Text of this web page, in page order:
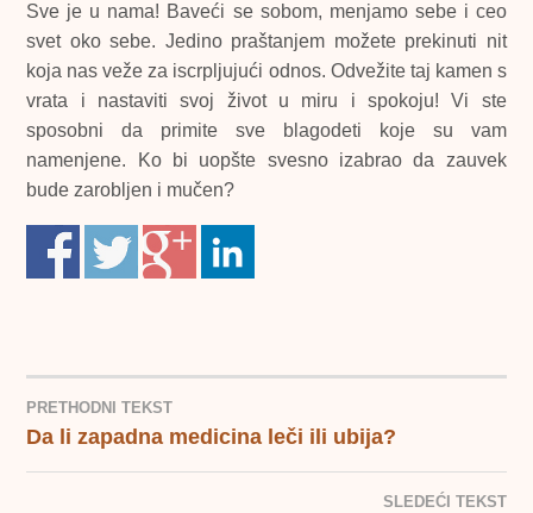
Sve je u nama! Baveći se sobom, menjamo sebe i ceo
svet oko sebe. Jedino praštanjem možete prekinuti nit
koja nas veže za iscrpljujući odnos. Odvežite taj kamen s
vrata i nastaviti svoj život u miru i spokoju! Vi ste
sposobni da primite sve blagodeti koje su vam
namenjene. Ko bi uopšte svesno izabrao da zauvek
bude zarobljen i mučen?
KRETANJE
PRETHODNI TEKST
Da li zapadna medicina leči ili ubija?
SLEDEĆI TEKST